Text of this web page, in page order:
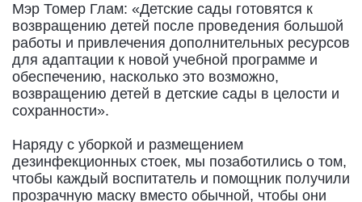
Мэр Томер Глам: «Детские сады готовятся к
возвращению детей после проведения большой
работы и привлечения дополнительных ресурсов
для адаптации к новой учебной программе и
обеспечению, насколько это возможно,
возвращению детей в детские сады в целости и
сохранности».
Наряду с уборкой и размещением
дезинфекционных стоек, мы позаботились о том,
чтобы каждый воспитатель и помощник получили
прозрачную маску вместо обычной, чтобы они